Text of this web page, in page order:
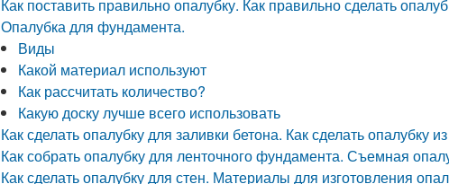
Как поставить правильно опалубку. Как правильно сделать
Опалубка для фундамента.
Виды
Какой материал используют
Как рассчитать количество?
Какую доску лучше всего использовать
Как сделать опалубку для заливки бетона. Как сделать опалубку
Как собрать опалубку для ленточного фундамента. Съемная
Как сделать опалубку для стен. Материалы для изготовления